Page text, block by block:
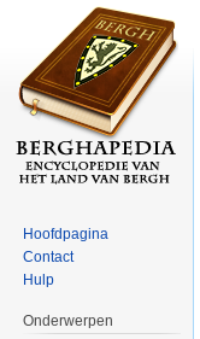
Hoofdpagina
Contact
Hulp
Onderwerpen